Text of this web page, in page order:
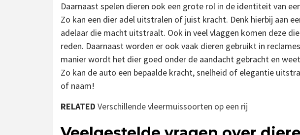
Daarnaast spelen dieren ook een grote rol in de identiteit van
Zo kan een dier adel uitstralen of juist kracht. Denk hierbij aan
adelaar die macht uitstraalt. Ook in veel vlaggen komen deze
reden. Daarnaast worden er ook vaak dieren gebruikt in
manier wordt het dier goed onder de aandacht gebracht en
Zo kan de auto een bepaalde kracht, snelheid of elegantie
of naam!
RELATED Verschillende vleermuissoorten op een rij